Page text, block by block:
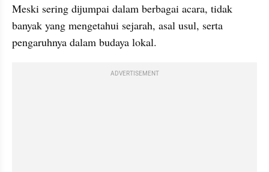
Meski sering dijumpai dalam berbagai acara, tidak
banyak yang mengetahui sejarah, asal usul, serta
pengaruhnya dalam budaya lokal.
ADVERTISEMENT